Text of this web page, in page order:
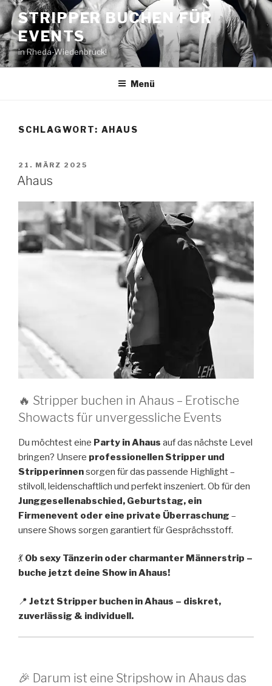
Zum
Inhalt
springen
STRIPPER BUCHEN FÜR
EVENTS
in Rheda-Wiedenbrück!
Menü
SCHLAGWORT: AHAUS
VERÖFFENTLICHT
AM
21. MÄRZ 2025
Ahaus
🔥 Stripper buchen in Ahaus – Erotische
Showacts für unvergessliche Events
Du möchtest eine Party in Ahaus auf das nächste Level
bringen? Unsere professionellen Stripper und
Stripperinnensorgen für das passende Highlight –
stilvoll, leidenschaftlich und perfekt inszeniert. Ob für den
Junggesellenabschied, Geburtstag, ein
Firmenevent oder eine private Überraschung –
unsere Shows sorgen garantiert für Gesprächsstoff.
💃 Ob sexy Tänzerin oder charmanter Männerstrip –
buche jetzt deine Show in Ahaus!
📍 Jetzt Stripper buchen in Ahaus – diskret,
zuverlässig & individuell.
🎉 Darum ist eine Stripshow in Ahaus das